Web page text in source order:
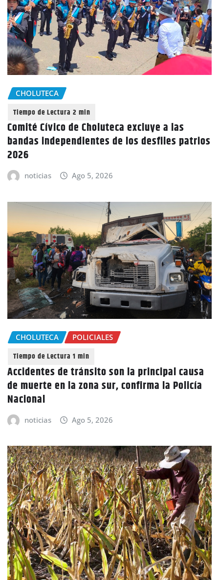
CHOLUTECA
Comité Cívico de Choluteca excluye a las
bandas independientes de los desfiles patrios
2026
noticias Ago 5, 2026
CHOLUTECA POLICIALES
Accidentes de tránsito son la principal causa
de muerte en la zona sur, confirma la Policía
Nacional
noticias Ago 5, 2026